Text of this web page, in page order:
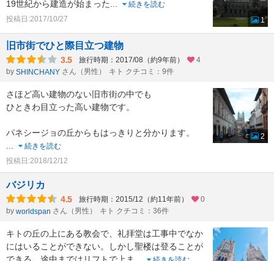
19世紀から建造が始まった
続きを読む
投稿日:2017/10/27
1
旧市街でひと際目立つ建物
3.5 旅行時期：2017/08（約9年前）
4
by SHINCHANY さん（男性） キト クチコミ：9件
さほど高い建物のない旧市街の中でも
ひときわ目立った高い建物です。
パネシージョの丘からもはっきりと分かります。
続きを読む
投稿日:2018/12/12
2
バジリカ
4.5 旅行時期：2015/12（約11年前）
0
by worldspan さん（男性） キト クチコミ：36件
キトの丘の上にある教会で、礼拝堂は工事中でなか
にはいることができない。しかし聖楼は登ることが